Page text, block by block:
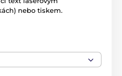
nebo tiskem.
transparentní trofeje